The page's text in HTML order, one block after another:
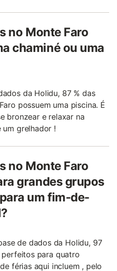
no Monte Faro
chaminé ou uma
da Holidu, 87 % das
possuem uma piscina. É
bronzear e relaxar na
um grelhador !
no Monte Faro
grandes grupos
um fim-de-
de dados da Holidu, 97
perfeitos para quatro
férias aqui incluem , pelo